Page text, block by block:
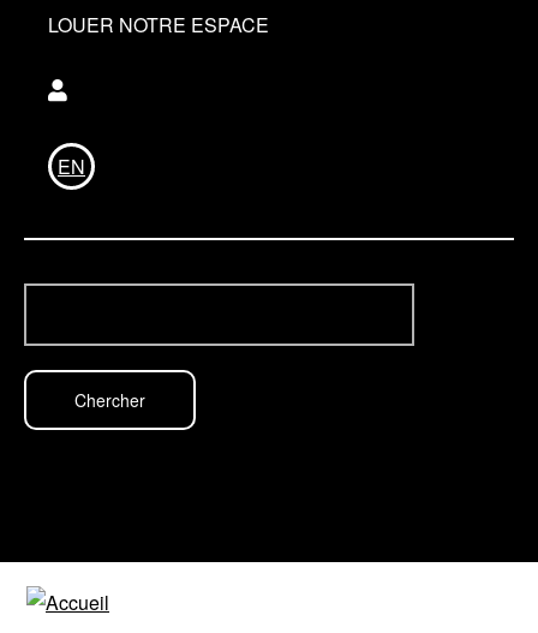
LOUER NOTRE ESPACE
EN